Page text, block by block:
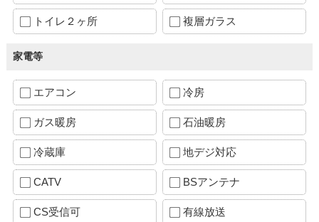
トイレ２ヶ所 複層ガラス
家電等
エアコン 冷房
ガス暖房 石油暖房
冷蔵庫 地デジ対応
CATV BSアンテナ
CS受信可 有線放送